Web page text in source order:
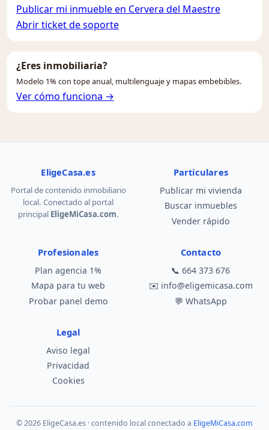
Publicar mi inmueble en Cervera del Maestre
Abrir ticket de soporte
¿Eres inmobiliaria?
Modelo 1% con tope anual, multilenguaje y mapas embebibles.
Ver cómo funciona →
EligeCasa.es
Portal de contenido inmobiliario
local. Conectado al portal
principal EligeMiCasa.com.
Particulares
Publicar mi vivienda
Buscar inmuebles
Vender rápido
Profesionales
Plan agencia 1%
Mapa para tu web
Probar panel demo
Contacto
📞664 373 676
✉️ info@eligemicasa.com
💬 WhatsApp
Legal
Aviso legal
Privacidad
Cookies
© 2026 EligeCasa.es · contenido local conectado a EligeMiCasa.com